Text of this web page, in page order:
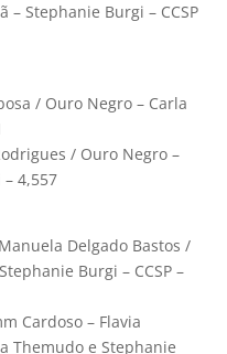
– Stephanie Burgi – CCSP
/ Ouro Negro – Carla
/ Ouro Negro –
– 4,557
Delgado Bastos /
Burgi – CCSP –
Cardoso – Flavia
Themudo e Stephanie